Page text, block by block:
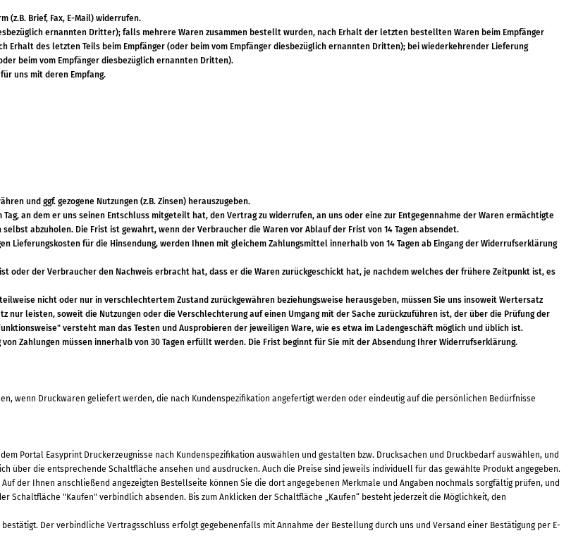
(z.B. Brief, Fax, E-Mail) widerrufen.
ernannten Dritter); falls mehrere Waren zusammen bestellt wurden, nach Erhalt der letzten bestellten Waren beim Empfänger
des letzten Teils beim Empfänger (oder beim vom Empfänger diesbezüglich ernannten Dritten); bei wiederkehrender Lieferung
beim vom Empfänger diesbezüglich ernannten Dritten).
uns mit deren Empfang.
und ggf. gezogene Nutzungen (z.B. Zinsen) herauszugeben.
an dem er uns seinen Entschluss mitgeteilt hat, den Vertrag zu widerrufen, an uns oder eine zur Entgegennahme der Waren ermächtigte
abzuholen. Die Frist ist gewahrt, wenn der Verbraucher die Waren vor Ablauf der Frist von 14 Tagen absendet.
Lieferungskosten für die Hinsendung, werden Ihnen mit gleichem Zahlungsmittel innerhalb von 14 Tagen ab Eingang der Widerrufserklärung
oder der Verbraucher den Nachweis erbracht hat, dass er die Waren zurückgeschickt hat, je nachdem welches der frühere Zeitpunkt ist, es
nicht oder nur in verschlechtertem Zustand zurückgewähren beziehungsweise herausgeben, müssen Sie uns insoweit Wertersatz
nur leisten, soweit die Nutzungen oder die Verschlechterung auf einen Umgang mit der Sache zurückzuführen ist, der über die Prüfung der
versteht man das Testen und Ausprobieren der jeweiligen Ware, wie es etwa im Ladengeschäft möglich und üblich ist.
Zahlungen müssen innerhalb von 30 Tagen erfüllt werden. Die Frist beginnt für Sie mit der Absendung Ihrer Widerrufserklärung.
wenn Druckwaren geliefert werden, die nach Kundenspezifikation angefertigt werden oder eindeutig auf die persönlichen Bedürfnisse
Portal Easyprint Druckerzeugnisse nach Kundenspezifikation auswählen und gestalten bzw. Drucksachen und Druckbedarf auswählen, und
über die entsprechende Schaltfläche ansehen und ausdrucken. Auch die Preise sind jeweils individuell für das gewählte Produkt angegeben.
der Ihnen anschließend angezeigten Bestellseite können Sie die dort angegebenen Merkmale und Angaben nochmals sorgfältig prüfen, und
"Kaufen" verbindlich absenden. Bis zum Anklicken der Schaltfläche „Kaufen“ besteht jederzeit die Möglichkeit, den
Der verbindliche Vertragsschluss erfolgt gegebenenfalls mit Annahme der Bestellung durch uns und Versand einer Bestätigung per E-